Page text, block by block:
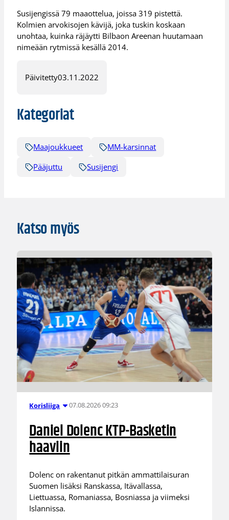
Susijengissä 79 maaottelua, joissa 319 pistettä.
Kolmien arvokisojen kävijä, joka tuskin koskaan
unohtaa, kuinka räjäytti Bilbaon Areenan huutamaan
nimeään rytmissä kesällä 2014.
Päivitetty03.11.2022
Kategoriat
Maajoukkueet
MM-karsinnat
Pääjuttu
Susijengi
Katso myös
Korisliiga 07.08.2026 09:23
Daniel Dolenc KTP-Basketin
haaviin
Dolenc on rakentanut pitkän ammattilaisuran
Suomen lisäksi Ranskassa, Itävallassa,
Liettuassa, Romaniassa, Bosniassa ja viimeksi
Islannissa.